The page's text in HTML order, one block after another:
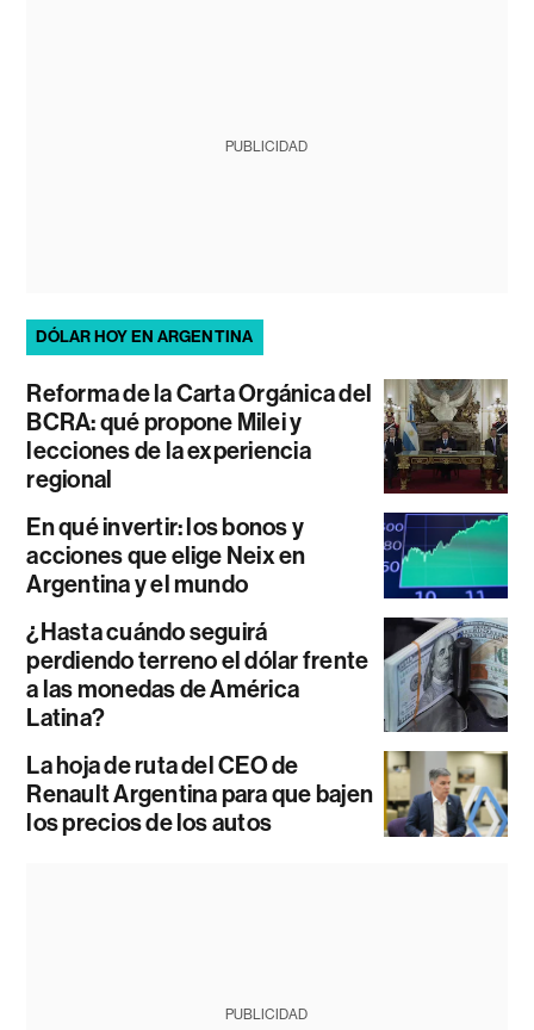
PUBLICIDAD
DÓLAR HOY EN ARGENTINA
Reforma de la Carta Orgánica del
BCRA: qué propone Milei y
lecciones de la experiencia
regional
En qué invertir: los bonos y
acciones que elige Neix en
Argentina y el mundo
¿Hasta cuándo seguirá
perdiendo terreno el dólar frente
a las monedas de América
Latina?
La hoja de ruta del CEO de
Renault Argentina para que bajen
los precios de los autos
PUBLICIDAD